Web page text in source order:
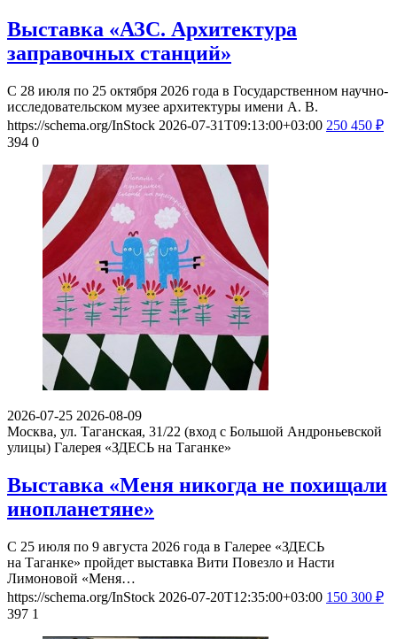
Выставка «АЗС. Архитектура
заправочных станций»
С 28 июля по 25 октября 2026 года в Государственном научно-
исследовательском музее архитектуры имени А. В.
https://schema.org/InStock 2026-07-31T09:13:00+03:00 250 450 ₽
394 0
2026-07-25 2026-08-09
Москва, ул. Таганская, 31/22 (вход с Большой Андроньевской
улицы) Галерея «ЗДЕСЬ на Таганке»
Выставка «Меня никогда не похищали
инопланетяне»
С 25 июля по 9 августа 2026 года в Галерее «ЗДЕСЬ
на Таганке» пройдет выставка Вити Повезло и Насти
Лимоновой «Меня…
https://schema.org/InStock 2026-07-20T12:35:00+03:00 150 300 ₽
397 1